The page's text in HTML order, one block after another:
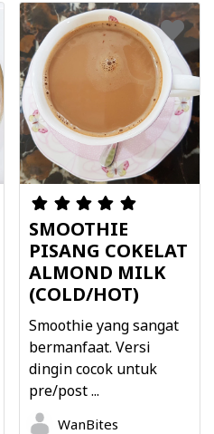
SMOOTHIE
PISANG COKELAT
ALMOND MILK
(COLD/HOT)
Smoothie yang sangat
bermanfaat. Versi
dingin cocok untuk
pre/post ...
WanBites